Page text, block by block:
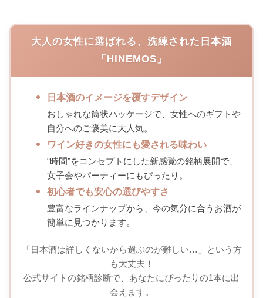
大人の女性に選ばれる、洗練された日本酒
「HINEMOS」
日本酒のイメージを覆すデザイン
おしゃれな筒状パッケージで、女性へのギフトや
自分へのご褒美に大人気。
ワイン好きの女性にも愛される味わい
“時間”をコンセプトにした新感覚の銘柄展開で、
女子会やパーティーにもぴったり。
初心者でも安心の選びやすさ
豊富なラインナップから、今の気分に合うお酒が
簡単に見つかります。
「日本酒は詳しくないから選ぶのが難しい…」という方
も大丈夫！
公式サイトの銘柄診断で、あなたにぴったりの1本に出
会えます。